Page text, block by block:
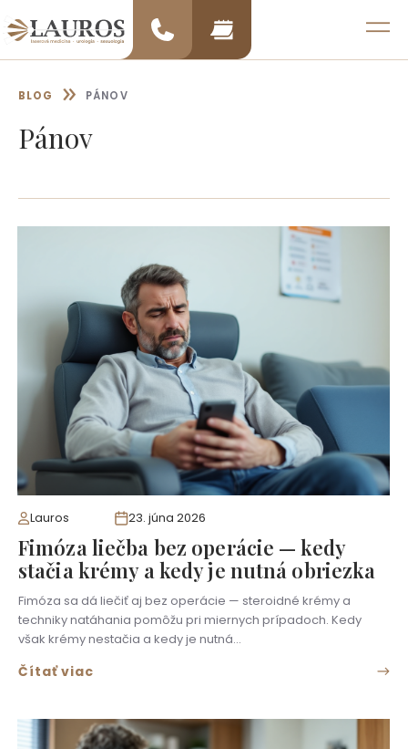
na
obsah
BLOG » PÁNOV
Pánov
Lauros 23. júna 2026
Fimóza liečba bez operácie — kedy
stačia krémy a kedy je nutná obriezka
Fimóza sa dá liečiť aj bez operácie — steroidné krémy a
techniky natáhania pomôžu pri miernych prípadoch. Kedy
však krémy nestačia a kedy je nutná…
Čítať viac